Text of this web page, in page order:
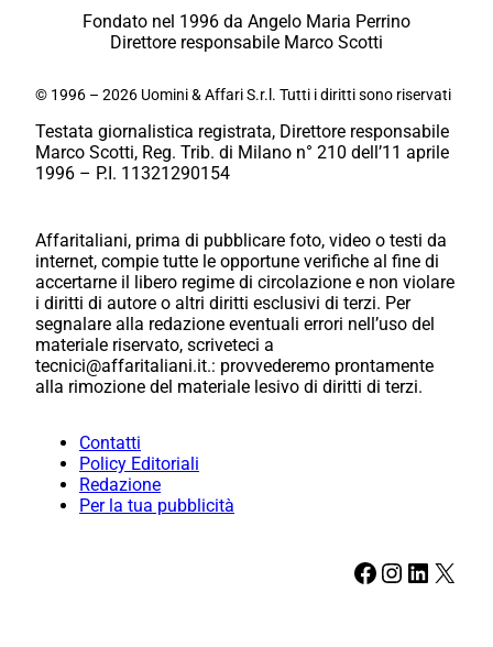
Fondato nel 1996 da Angelo Maria Perrino
Direttore responsabile Marco Scotti
© 1996 – 2026 Uomini & Affari S.r.l. Tutti i diritti sono riservati
Testata giornalistica registrata, Direttore responsabile
Marco Scotti, Reg. Trib. di Milano n° 210 dell’11 aprile
1996 – P.I. 11321290154
Affaritaliani, prima di pubblicare foto, video o testi da
internet, compie tutte le opportune verifiche al fine di
accertarne il libero regime di circolazione e non violare
i diritti di autore o altri diritti esclusivi di terzi. Per
segnalare alla redazione eventuali errori nell’uso del
materiale riservato, scriveteci a
tecnici@affaritaliani.it.: provvederemo prontamente
alla rimozione del materiale lesivo di diritti di terzi.
Contatti
Policy Editoriali
Redazione
Per la tua pubblicità
Facebook Instagram LinkedIn X